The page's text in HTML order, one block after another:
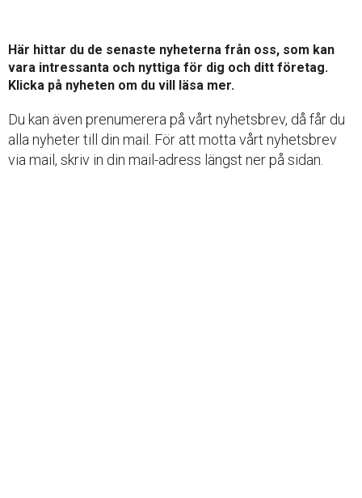
Här hittar du de senaste nyheterna från oss, som kan
vara intressanta och nyttiga för dig och ditt företag.
Klicka på nyheten om du vill läsa mer.
Du kan även prenumerera på vårt nyhetsbrev, då får du
alla nyheter till din mail. För att motta vårt nyhetsbrev
via mail, skriv in din mail-adress längst ner på sidan.